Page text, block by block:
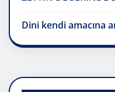
Dini kendi amacına